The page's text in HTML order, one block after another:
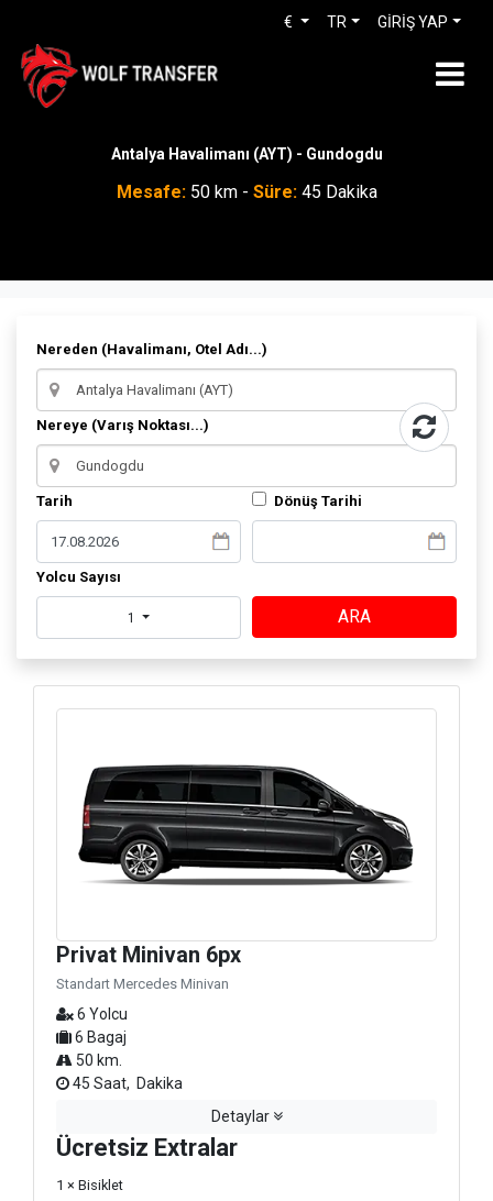
GİRİŞ YAP
TR
€
Antalya Havalimanı (AYT) - Gundogdu
Mesafe:50 km - Süre:45 Dakika
Nereden (Havalimanı, Otel Adı...)
Nereye (Varış Noktası...)
Tarih Dönüş Tarihi
Yolcu Sayısı
1 ARA
Privat Minivan 6px
Standart Mercedes Minivan
6 Yolcu
6 Bagaj
50 km.
45 Saat, Dakika
Detaylar
Ücretsiz Extralar
1 × Bisiklet